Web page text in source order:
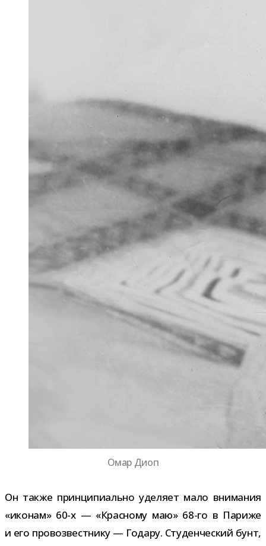
Омар Диоп
Он также прин­ци­пи­ально уде­ляет мало вни­ма­ния
«ико­нам» 60-​х — «Красному маю» 68-​го в Париже
и его про­воз­вест­нику — Годару. Студенческий бунт,